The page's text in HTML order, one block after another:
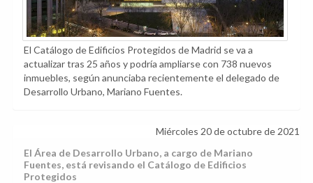
El Catálogo de Edificios Protegidos de Madrid se va a
actualizar tras 25 años y podría ampliarse con 738 nuevos
inmuebles, según anunciaba recientemente el delegado de
Desarrollo Urbano, Mariano Fuentes.
Miércoles 20 de octubre de 2021
El Área de Desarrollo Urbano, a cargo de Mariano
Fuentes, está revisando el Catálogo de Edificios
Protegidos